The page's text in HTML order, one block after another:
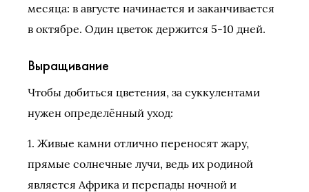
месяца: в августе начинается и заканчивается
в октябре. Один цветок держится 5-10 дней.
Выращивание
Чтобы добиться цветения, за суккулентами
нужен определённый уход:
1. Живые камни отлично переносят жару,
прямые солнечные лучи, ведь их родиной
является Африка и перепады ночной и